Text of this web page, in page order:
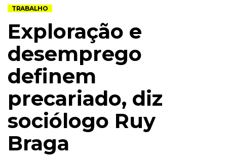
TRABALHO
Exploração e
desemprego
definem
precariado, diz
sociólogo Ruy
Braga